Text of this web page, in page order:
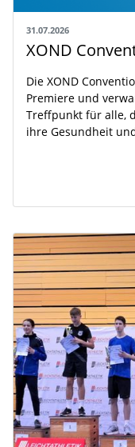
31.07.2026
Die XOND
Premiere und
Treffpunkt für alle,
ihre Gesundheit